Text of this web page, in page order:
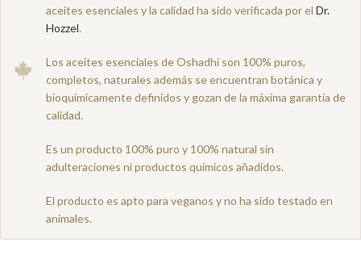
aceites esenciales y la calidad ha sido verificada por el Dr.
Hozzel.
Los aceites esenciales de Oshadhi son 100% puros,
completos, naturales además se encuentran botánica y
bioquímicamente definidos y gozan de la máxima garantía de
calidad.
Es un producto 100% puro y 100% natural sin
adulteraciones ni productos químicos añadidos.
El producto es apto para veganos y no ha sido testado en
animales.